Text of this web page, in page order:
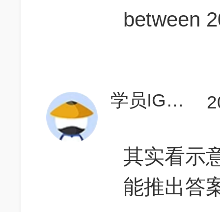
between
学员IGqBSG
其实看示
能推出答